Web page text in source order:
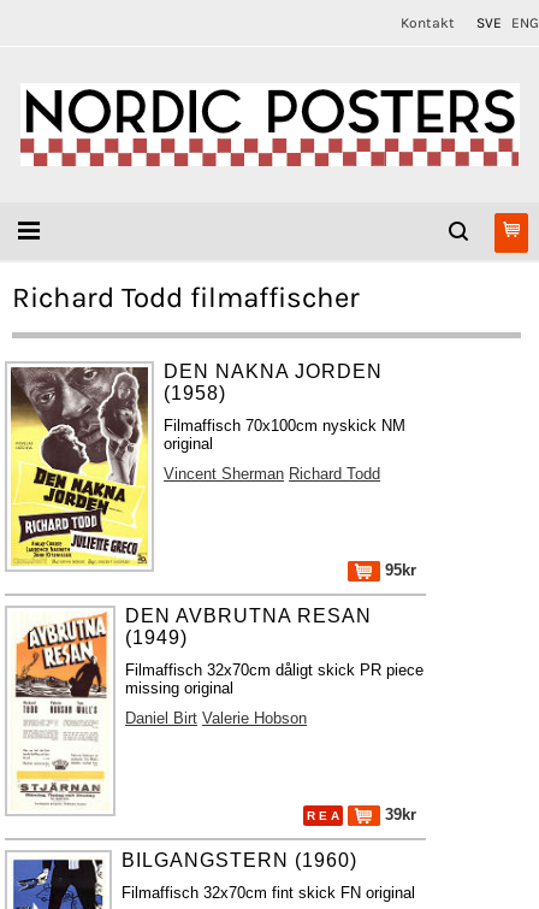
Kontakt SVE ENG
Richard Todd filmaffischer
DEN NAKNA JORDEN
(1958)
Filmaffisch 70x100cm nyskick NM
original
Vincent Sherman Richard Todd
95kr
DEN AVBRUTNA RESAN
(1949)
Filmaffisch 32x70cm dåligt skick PR piece
missing original
Daniel Birt Valerie Hobson
R E A 39kr
BILGANGSTERN (1960)
Filmaffisch 32x70cm fint skick FN original